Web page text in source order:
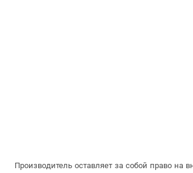
Производитель оставляет за собой право на